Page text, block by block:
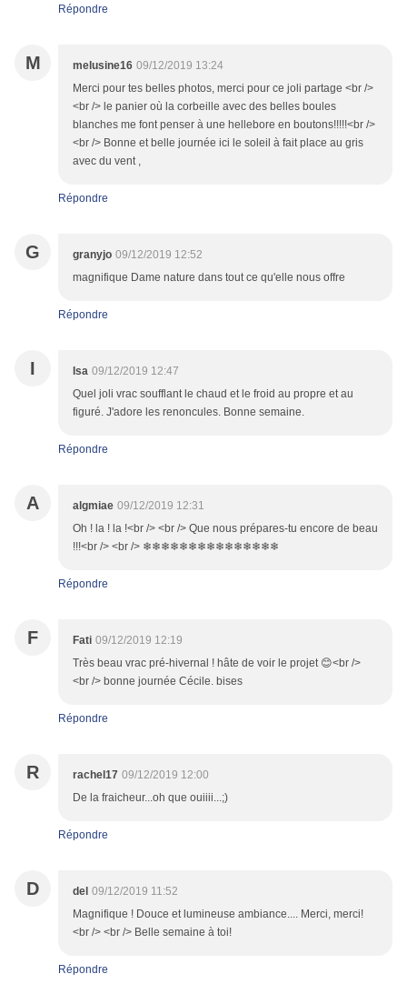
Répondre
M melusine16 09/12/2019 13:24
Merci pour tes belles photos, merci pour ce joli partage <br />
<br /> le panier où la corbeille avec des belles boules
blanches me font penser à une hellebore en boutons!!!!!<br />
<br /> Bonne et belle journée ici le soleil à fait place au gris
avec du vent ,
Répondre
G granyjo 09/12/2019 12:52
magnifique Dame nature dans tout ce qu'elle nous offre
Répondre
I Isa 09/12/2019 12:47
Quel joli vrac soufflant le chaud et le froid au propre et au
figuré. J'adore les renoncules. Bonne semaine.
Répondre
A algmiae 09/12/2019 12:31
Oh ! la ! la !<br /> <br /> Que nous prépares-tu encore de beau
!!!<br /> <br /> ❄❄❄❄❄❄❄❄❄❄❄❄❄❄❄
Répondre
F Fati 09/12/2019 12:19
Très beau vrac pré-hivernal ! hâte de voir le projet 😊<br />
<br /> bonne journée Cécile. bises
Répondre
R rachel17 09/12/2019 12:00
De la fraicheur...oh que ouiiii...;)
Répondre
D del 09/12/2019 11:52
Magnifique ! Douce et lumineuse ambiance.... Merci, merci!
<br /> <br /> Belle semaine à toi!
Répondre